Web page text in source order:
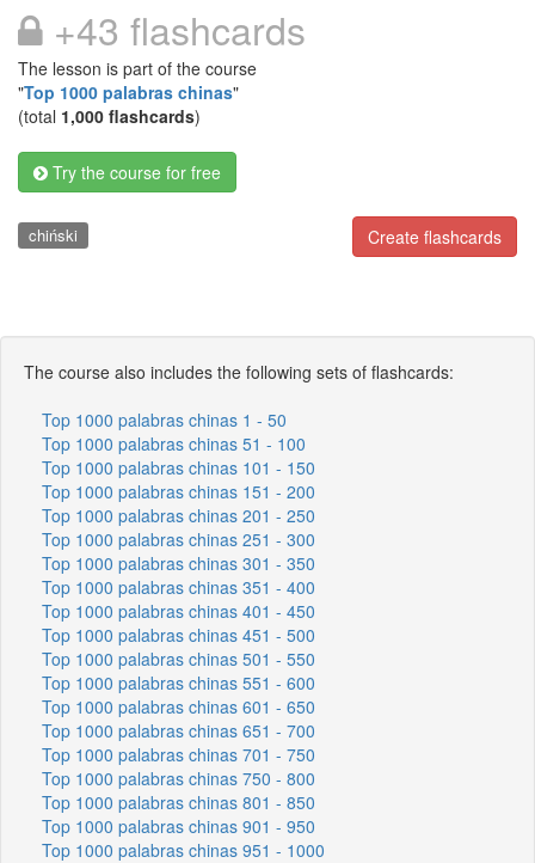
+43 flashcards
The lesson is part of the course
"Top 1000 palabras chinas"
(total 1,000 flashcards)
Try the course for free
Create flashcards
chiński
The course also includes the following sets of flashcards:
Top 1000 palabras chinas 1 - 50
Top 1000 palabras chinas 51 - 100
Top 1000 palabras chinas 101 - 150
Top 1000 palabras chinas 151 - 200
Top 1000 palabras chinas 201 - 250
Top 1000 palabras chinas 251 - 300
Top 1000 palabras chinas 301 - 350
Top 1000 palabras chinas 351 - 400
Top 1000 palabras chinas 401 - 450
Top 1000 palabras chinas 451 - 500
Top 1000 palabras chinas 501 - 550
Top 1000 palabras chinas 551 - 600
Top 1000 palabras chinas 601 - 650
Top 1000 palabras chinas 651 - 700
Top 1000 palabras chinas 701 - 750
Top 1000 palabras chinas 750 - 800
Top 1000 palabras chinas 801 - 850
Top 1000 palabras chinas 901 - 950
Top 1000 palabras chinas 951 - 1000